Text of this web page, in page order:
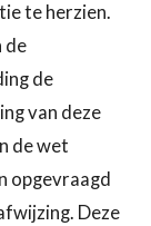
te herzien.
de
de
van deze
de wet
opgevraagd
Deze